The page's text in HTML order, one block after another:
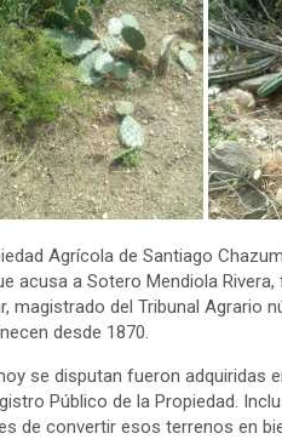
Agrícola de Santiago
acusa a Sotero Mendiola
magistrado del Tribunal Agrario
desde 1870.
se disputan fueron adquiridas
Público de la Propiedad.
de convertir esos terrenos en